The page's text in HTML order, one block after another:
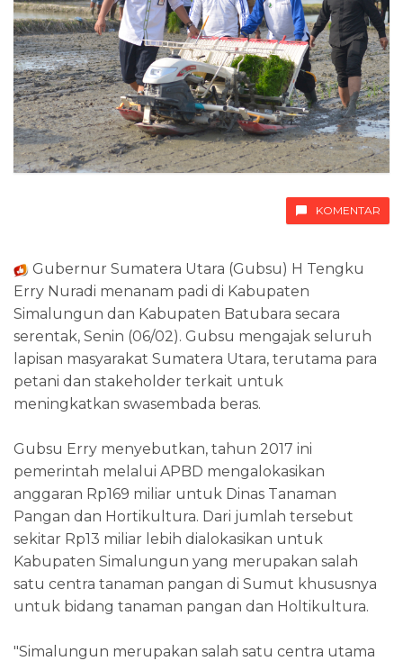
KOMENTAR
Gubernur Sumatera Utara (Gubsu) H Tengku
Erry Nuradi menanam padi di Kabupaten
Simalungun dan Kabupaten Batubara secara
serentak, Senin (06/02). Gubsu mengajak seluruh
lapisan masyarakat Sumatera Utara, terutama para
petani dan stakeholder terkait untuk
meningkatkan swasembada beras.
Gubsu Erry menyebutkan, tahun 2017 ini
pemerintah melalui APBD mengalokasikan
anggaran Rp169 miliar untuk Dinas Tanaman
Pangan dan Hortikultura. Dari jumlah tersebut
sekitar Rp13 miliar lebih dialokasikan untuk
Kabupaten Simalungun yang merupakan salah
satu centra tanaman pangan di Sumut khususnya
untuk bidang tanaman pangan dan Holtikultura.
"Simalungun merupakan salah satu centra utama